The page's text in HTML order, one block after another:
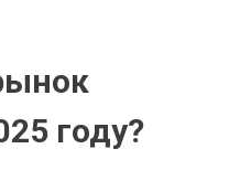
году?